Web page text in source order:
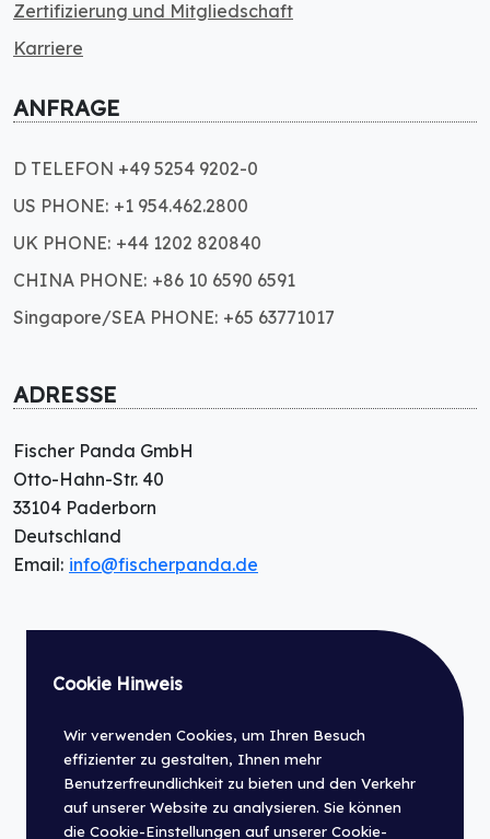
Cookie Hinweis
Wir verwenden Cookies, um Ihren Besuch
effizienter zu gestalten, Ihnen mehr
Benutzerfreundlichkeit zu bieten und den Verkehr
auf unserer Website zu analysieren. Sie können
die Cookie-Einstellungen auf unserer Cookie-
Zertifizierung und Mitgliedschaft
Karriere
ANFRAGE
D TELEFON +49 5254 9202-0
US PHONE: +1 954.462.2800
UK PHONE: +44 1202 820840
CHINA PHONE: +86 10 6590 6591
Singapore/SEA PHONE: +65 63771017
ADRESSE
Fischer Panda GmbH
Otto-Hahn-Str. 40
33104 Paderborn
Deutschland
Email: info@fischerpanda.de